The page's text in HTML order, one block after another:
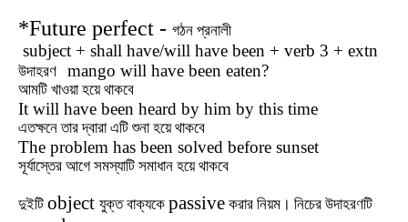
*Future perfect - গঠন প্রনালী
subject + shall have/will have been + verb 3 + extn
উদাহরণ mango will have been eaten?
আমটি খাওয়া হয়ে থাকবে
It will have been heard by him by this time
এতক্ষনে তার দ্বারা এটি শুনা হয়ে থাকবে
The problem has been solved before sunset
সূর্যাস্তের আগে সমস্যাটি সমাধান হয়ে থাকবে
দুইটি object যুক্ত বাক্যকে passive করার নিয়ম। নিচের উদাহরণটি